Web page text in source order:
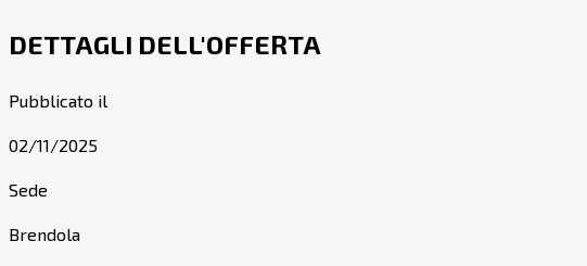
DETTAGLI DELL'OFFERTA
Pubblicato il
02/11/2025
Sede
Brendola